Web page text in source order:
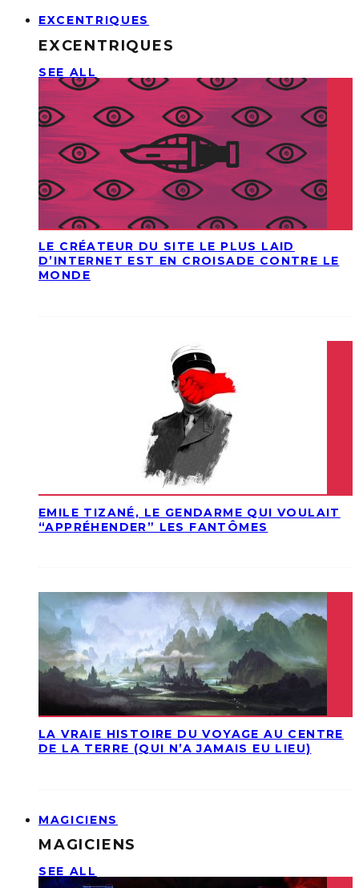
EXCENTRIQUES
EXCENTRIQUES
SEE ALL
LE CRÉATEUR DU SITE LE PLUS LAID
D’INTERNET EST EN CROISADE CONTRE LE
MONDE
EMILE TIZANÉ, LE GENDARME QUI VOULAIT
“APPRÉHENDER” LES FANTÔMES
LA VRAIE HISTOIRE DU VOYAGE AU CENTRE
DE LA TERRE (QUI N’A JAMAIS EU LIEU)
MAGICIENS
MAGICIENS
SEE ALL